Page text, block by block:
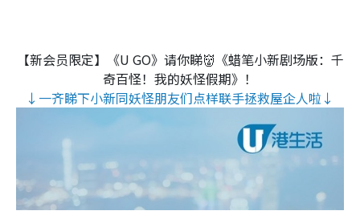
【新会员限定】《U GO》请你睇👹《蜡笔小新剧场版：千
奇百怪！我的妖怪假期》！
↓一齐睇下小新同妖怪朋友们点样联手拯救屋企人啦↓